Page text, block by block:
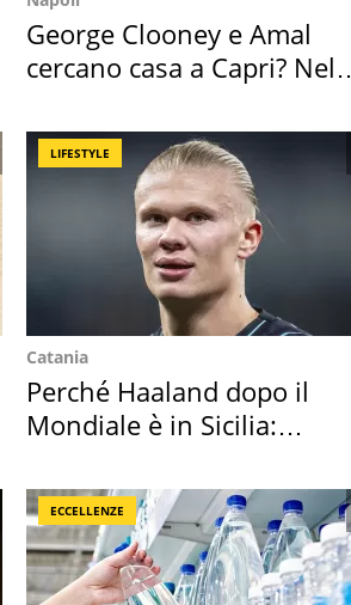
George Clooney e Amal
cercano casa a Capri? Nel
LIFESTYLE
Catania
Perché Haaland dopo il
Mondiale è in Sicilia:
ECCELLENZE